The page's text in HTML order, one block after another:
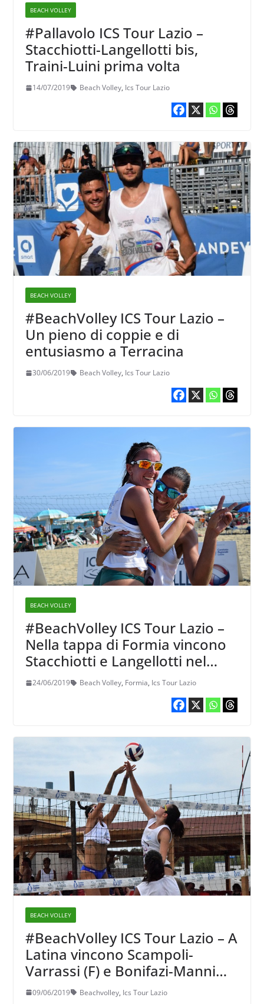
BEACH VOLLEY
#Pallavolo ICS Tour Lazio –
Stacchiotti-Langellotti bis,
Traini-Luini prima volta
14/07/2019 Beach Volley, Ics Tour Lazio
BEACH VOLLEY
#BeachVolley ICS Tour Lazio –
Un pieno di coppie e di
entusiasmo a Terracina
30/06/2019 Beach Volley, Ics Tour Lazio
BEACH VOLLEY
#BeachVolley ICS Tour Lazio –
Nella tappa di Formia vincono
Stacchiotti e Langellotti nel
femminile, Fierro e Di Santi nel
24/06/2019 Beach Volley, Formia, Ics Tour Lazio
BEACH VOLLEY
#BeachVolley ICS Tour Lazio – A
Latina vincono Scampoli-
Varrassi (F) e Bonifazi-Manni
(M)
09/06/2019 Beachvolley, Ics Tour Lazio